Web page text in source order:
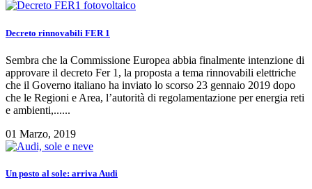
Decreto rinnovabili FER 1
Sembra che la Commissione Europea abbia finalmente intenzione di
approvare il decreto Fer 1, la proposta a tema rinnovabili elettriche
che il Governo italiano ha inviato lo scorso 23 gennaio 2019 dopo
che le Regioni e Area, l’autorità di regolamentazione per energia reti
e ambienti,......
01 Marzo, 2019
Un posto al sole: arriva Audi